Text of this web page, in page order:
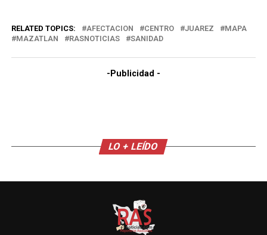
RELATED TOPICS: AFECTACION CENTRO JUAREZ
MAPA
MAZATLAN
RASNOTICIAS SANIDAD
-Publicidad -
LO + LEÍDO